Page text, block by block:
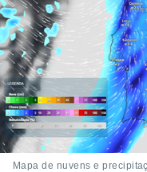
Mapa de nuvens e